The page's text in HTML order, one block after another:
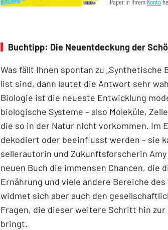
Paper in Ihrem Konto
Buchtipp: Die Neuentdeckung der
Was fällt Ihnen spontan zu „Synthetische
list sind, dann lautet die Antwort sehr
Biologie ist die neueste Entwicklung
biologische Systeme – also Moleküle,
die so in der Natur nicht vorkommen. Im
dekodiert oder beeinflusst werden – sie
sellerautorin und Zukunftsforscherin
neuen Buch die immensen Chancen, die
Ernährung und viele andere Bereiche
widmet sich aber auch den
Fragen, die dieser weitere Schritt hin
bringt.